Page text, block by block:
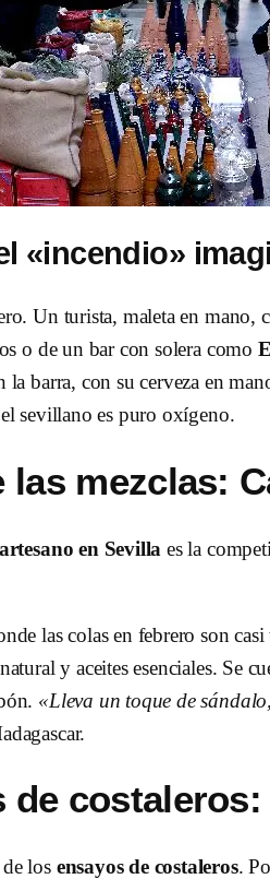
«incendio»
Un turista, maleta en mano,
o de un bar con solera como
la barra, con su cerveza en
sevillano es puro oxígeno.
las mezclas:
en Sevilla es la
las colas en febrero son
y aceites esenciales. Se
«Lleva un toque de
de
los ensayos de costaleros.